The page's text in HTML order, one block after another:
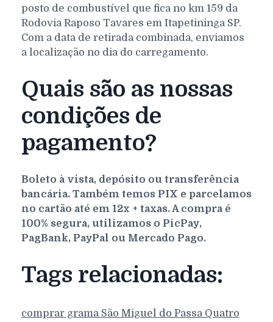
posto de combustível que fica no km 159 da
Rodovia Raposo Tavares em Itapetininga SP.
Com a data de retirada combinada, enviamos
a localização no dia do carregamento.
Quais são as nossas
condições de
pagamento?
Boleto à vista, depósito ou transferência
bancária. Também temos PIX e parcelamos
no cartão até em 12x + taxas. A compra é
100% segura, utilizamos o PicPay,
PagBank, PayPal ou Mercado Pago.
Tags relacionadas:
comprar grama São Miguel do Passa Quatro